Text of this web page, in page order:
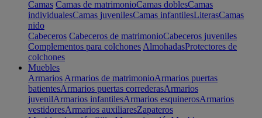
Camas Camas de matrimonioCamas doblesCamas
individualesCamas juvenilesCamas infantilesLiterasCamas
nido
Cabeceros Cabeceros de matrimonioCabeceros juveniles
Complementos para colchones AlmohadasProtectores de
colchones
Muebles
Armarios Armarios de matrimonioArmarios puertas
batientesArmarios puertas correderasArmarios
juvenilArmarios infantilesArmarios esquinerosArmarios
vestidoresArmarios auxiliaresZapateros